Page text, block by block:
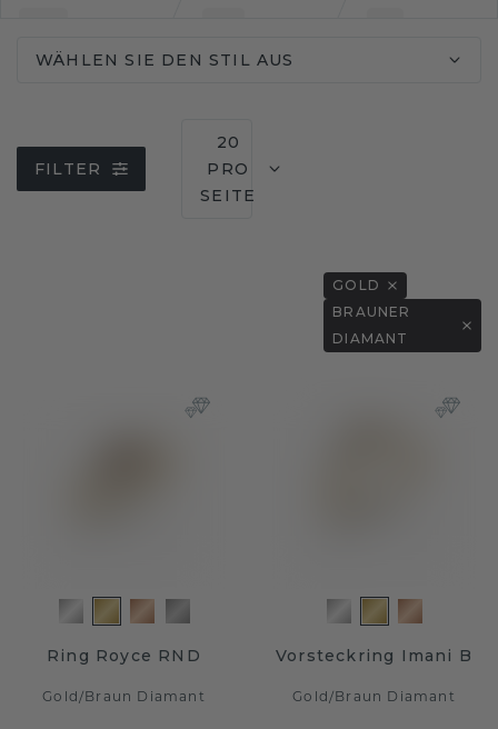
WÄHLEN SIE DEN STIL AUS
FILTER
20
PRO
SEITE
GOLD
BRAUNER
DIAMANT
Ring Royce RND
Gold / Braun Diamant
Vorsteckring Imani B
Gold / Braun Diamant